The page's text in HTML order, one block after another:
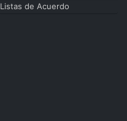
Listas de Acuerdo